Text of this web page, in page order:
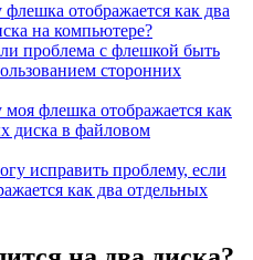
отображается как два
на компьютере?
проблема с флешкой быть
сторонних
флешка отображается как
диска в файловом
исправить проблему, если
как два отдельных